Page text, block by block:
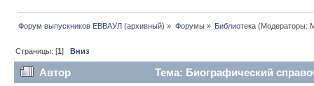
Форум выпускников ЕВВАУЛ (архивный) » Форумы» Библиотека(Модераторы:
Страницы: [1]Вниз
Автор Тема: Биографический